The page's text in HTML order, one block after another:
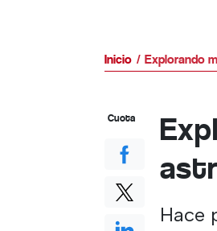
Inicio Explorando
Hace
Cuota